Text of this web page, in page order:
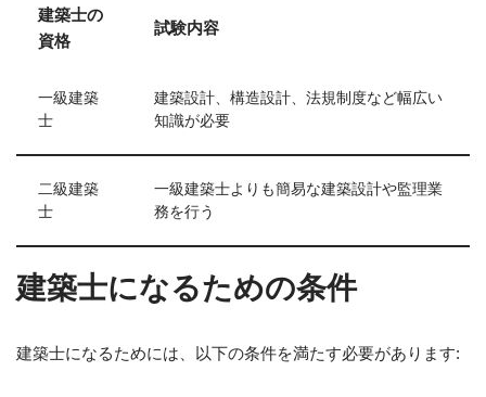
建築士の
資格
試験内容
一級建築
士
建築設計、構造設計、法規制度など幅広い
知識が必要
二級建築
士
一級建築士よりも簡易な建築設計や監理業
務を行う
建築士になるための条件
建築士になるためには、以下の条件を満たす必要があります: